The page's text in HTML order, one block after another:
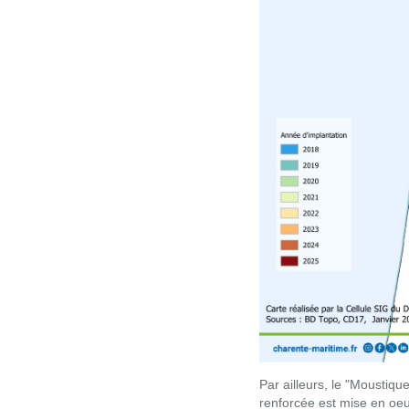
Par ailleurs, le
renforcée est mise en